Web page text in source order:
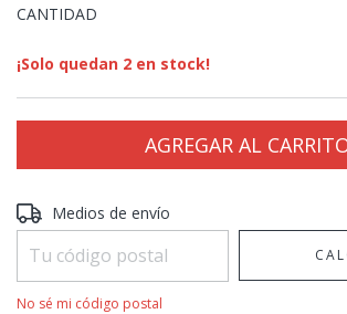
CANTIDAD
¡Solo quedan 2 en stock!
Entregas para el CP:
Medios de envío
No sé mi código postal